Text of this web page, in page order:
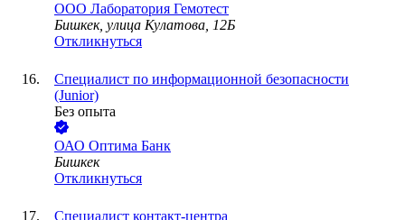
ООО Лаборатория Гемотест
Бишкек, улица Кулатова, 12Б
Откликнуться
Специалист по информационной безопасности
(Junior)
Без опыта
ОАО Оптима Банк
Бишкек
Откликнуться
Специалист контакт-центра